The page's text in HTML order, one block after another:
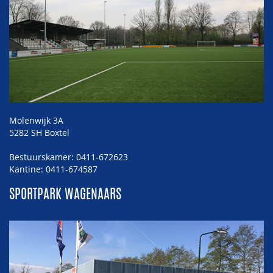
Molenwijk 3A
5282 SH Boxtel
Bestuurskamer: 0411-672623
Kantine: 0411-674587
SPORTPARK WAGENAARS